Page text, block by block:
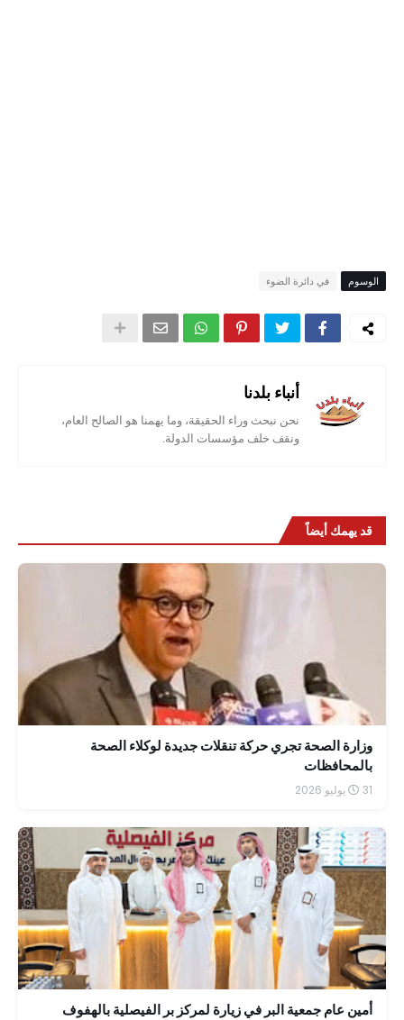
الوسوم في دائرة الضوء
أنباء بلدنا
نحن نبحث وراء الحقيقة، وما يهمنا هو الصالح العام،
ونقف خلف مؤسسات الدولة.
قد يهمك أيضاً
وزارة الصحة تجري حركة تنقلات جديدة لوكلاء الصحة
بالمحافظات
31 يوليو 2026
أمين عام جمعية البر في زيارة لمركز بر الفيصلية بالهفوف